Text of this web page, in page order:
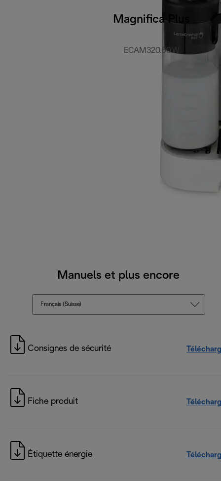
Magnifica Plus
ECAM320.60.W
Manuels et plus encore
Français (Suisse)
Consignes de sécurité
Fiche produit
Étiquette énergie